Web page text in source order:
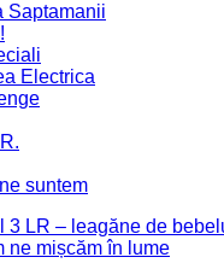
Saptamanii
Electrica
suntem
3 LR – leagăne de
ne mișcăm în lume